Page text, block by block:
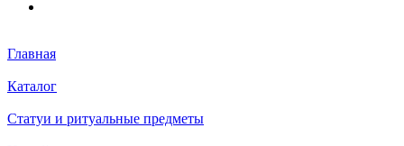
Главная
Каталог
Статуи и ритуальные предметы